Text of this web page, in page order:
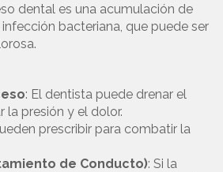
dental es una acumulación de
bacteriana, que puede ser
: El dentista puede drenar el
la presión y el dolor.
prescribir para combatir la
de Conducto): Si la